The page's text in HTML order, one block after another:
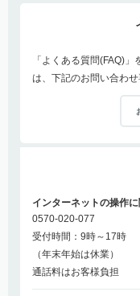
「よくある質問(FAQ)
は、下記のお問い合わ
インターネットの操作
0570-020-077
受付時間：9時～17時
（年末年始は休業）
通話料はお客様負担